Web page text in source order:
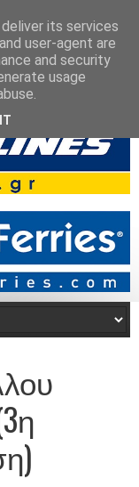
its services
user-agent are
and security
usage